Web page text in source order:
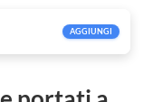
AGGIUNGI